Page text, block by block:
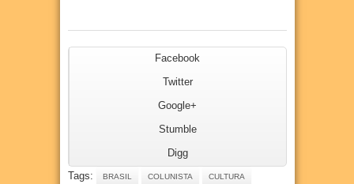
Facebook
Twitter
Google+
Stumble
Digg
Tags:
BRASIL COLUNISTA CULTURA